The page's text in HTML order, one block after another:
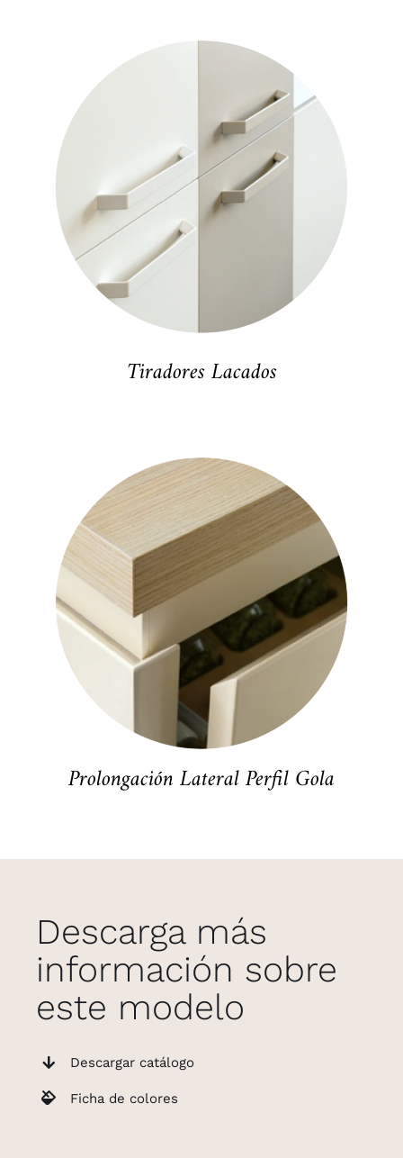
Tiradores Lacados
Prolongación Lateral Perfil Gola
Descarga más
información sobre
este modelo
Descargar catálogo
Ficha de colores